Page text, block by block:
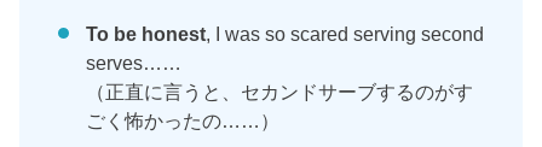
To be honest, I was so scared serving second
serves……
（正直に言うと、セカンドサーブするのがす
ごく怖かったの……）